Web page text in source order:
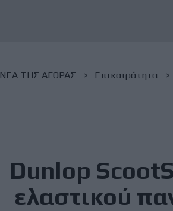
NΕΑ ΤΗΣ ΑΓΟΡΑΣ Επικαιρότητα
Dunlop
ελαστικού